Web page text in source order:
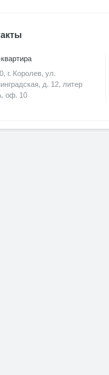
г. Королев, ул.
д. 12, литер
оф. 10